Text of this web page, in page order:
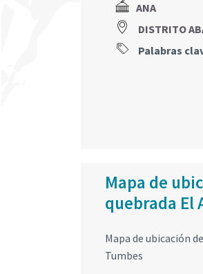
ANA
DISTRITO
Palabras
Mapa de
quebrada El
Mapa de ubicación
Tumbes